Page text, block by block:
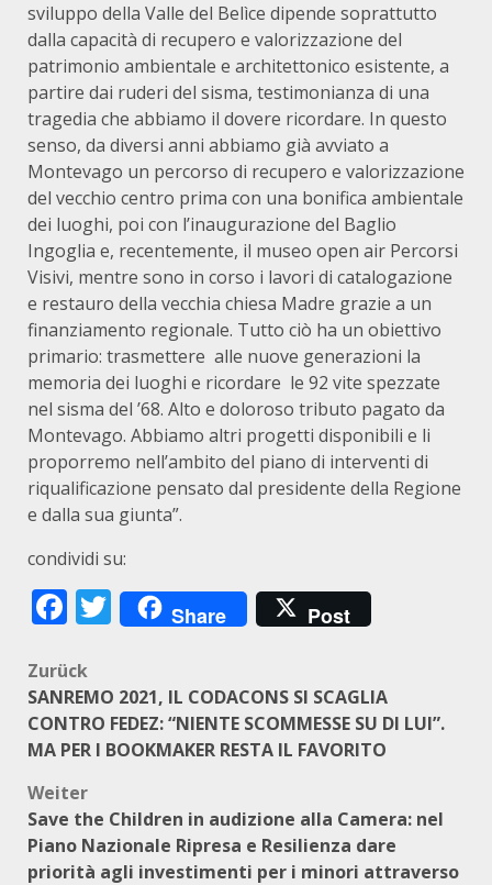
sviluppo della Valle del Belìce dipende soprattutto
dalla capacità di recupero e valorizzazione del
patrimonio ambientale e architettonico esistente, a
partire dai ruderi del sisma, testimonianza di una
tragedia che abbiamo il dovere ricordare. In questo
senso, da diversi anni abbiamo già avviato a
Montevago un percorso di recupero e valorizzazione
del vecchio centro prima con una bonifica ambientale
dei luoghi, poi con l’inaugurazione del Baglio
Ingoglia e, recentemente, il museo open air Percorsi
Visivi, mentre sono in corso i lavori di catalogazione
e restauro della vecchia chiesa Madre grazie a un
finanziamento regionale. Tutto ciò ha un obiettivo
primario: trasmettere alle nuove generazioni la
memoria dei luoghi e ricordare le 92 vite spezzate
nel sisma del ’68. Alto e doloroso tributo pagato da
Montevago. Abbiamo altri progetti disponibili e li
proporremo nell’ambito del piano di interventi di
riqualificazione pensato dal presidente della Regione
e dalla sua giunta”.
condividi su:
Facebook
Twitter
Share Post
Beitragsnavigation
Zurück
SANREMO 2021, IL CODACONS SI SCAGLIA
CONTRO FEDEZ: “NIENTE SCOMMESSE SU DI LUI”.
MA PER I BOOKMAKER RESTA IL FAVORITO
Weiter
Save the Children in audizione alla Camera: nel
Piano Nazionale Ripresa e Resilienza dare
priorità agli investimenti per i minori attraverso